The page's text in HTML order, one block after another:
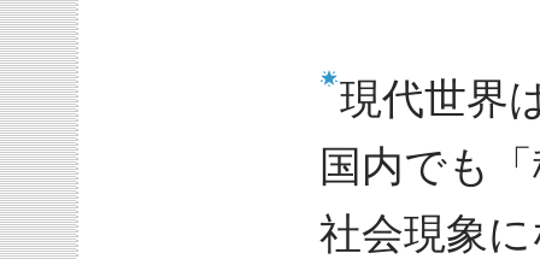
現代世界
国内でも
社会現象